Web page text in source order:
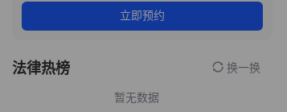
立即预约
法律热榜 换一换
暂无数据